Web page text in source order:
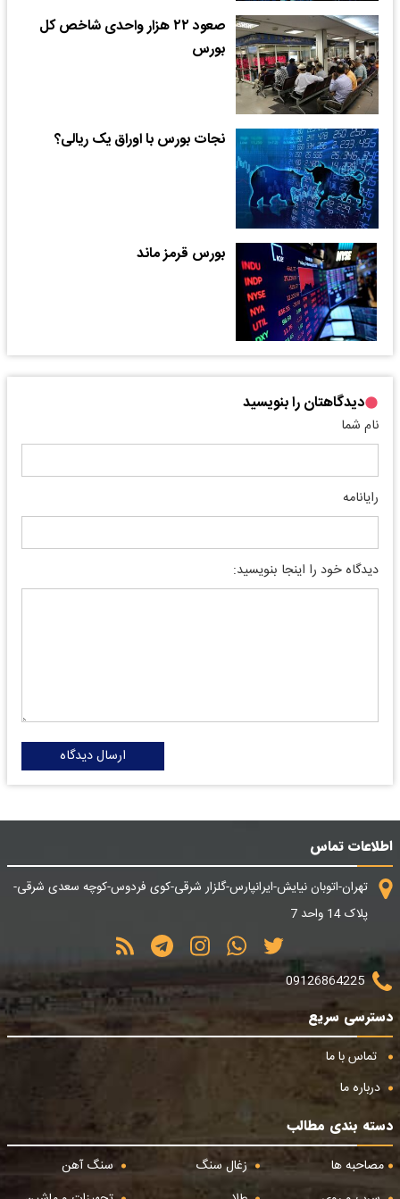
صعود ۲۲ هزار واحدی شاخص کل
بورس
نجات بورس با اوراق یک ریالی؟
بورس قرمز ماند
دیدگاهتان را بنویسید
نام شما
رایانامه
دیدگاه خود را اینجا بنویسید:
ارسال دیدگاه
اطلاعات تماس
تهران-اتوبان نیایش-ایرانپارس-گلزار شرقی-کوی فردوس-کوچه سعدی شرقی-
پلاک 14 واحد 7
09126864225
دسترسی سریع
تماس با ما
درباره ما
دسته بندی مطالب
مصاحبه ها
زغال سنگ
سنگ آهن